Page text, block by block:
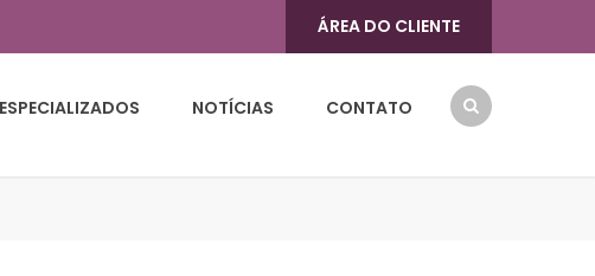
ÁREA DO CLIENTE
NOTÍCIAS CONTATO